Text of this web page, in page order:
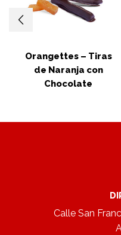
Orangettes – Tiras
de Naranja con
Chocolate
Calle San